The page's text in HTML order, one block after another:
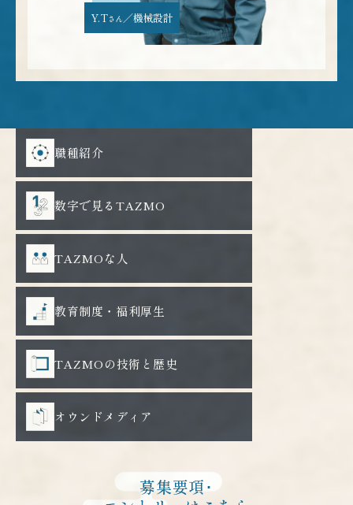
Y.Tさん／機械設計
職種紹介
数字で見るTAZMO
TAZMOな人
教育制度・福利厚生
TAZMOの技術と歴史
オウンドメディア
募集要項･